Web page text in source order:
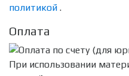
политикой .
Оплата
При использовании